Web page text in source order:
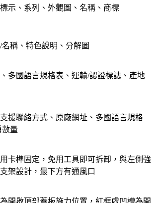
示、系列、外觀圖、名稱、商標
稱、特色說明、分解圖
多國語言規格表、運輸/認證標誌、產地
援聯絡方式、原廠網址、多國語言規格
數量
卡榫固定，免用工具即可拆卸，與左側強
架設計，最下方有通風口
開啟頂部蓋板施力位置，紅框處凹槽為開